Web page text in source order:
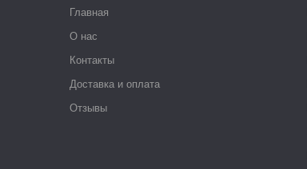
Главная
О нас
Контакты
Доставка и оплата
Отзывы